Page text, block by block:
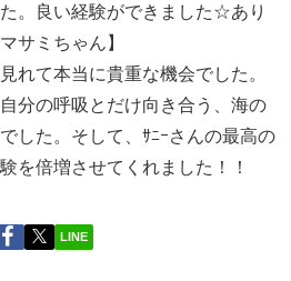
。良い経験ができました☆あり
サミちゃん】
れて本当に貴重な機会でした。
分の呼吸とだけ向き合う、海の
した。そして、ｻﾆｰさんの最高の
を倍増させてくれました！！
LINE